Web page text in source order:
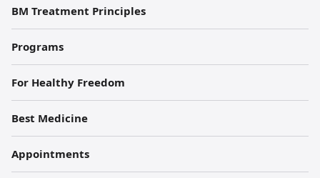
BM Treatment Principles
Programs
For Healthy Freedom
Best Medicine
Appointments